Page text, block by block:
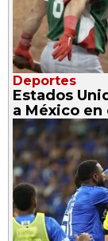
Deportes
Estados
a México en